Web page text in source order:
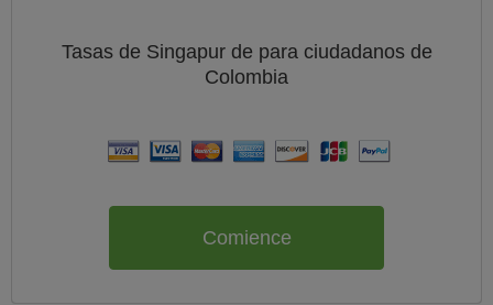
Tasas de Singapur de para ciudadanos de
Colombia
Comience